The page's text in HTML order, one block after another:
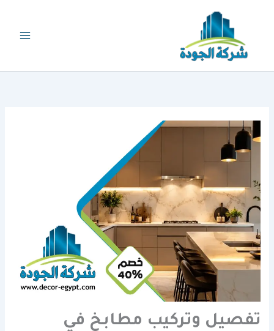
تفصيل وتركيب مطابخ في